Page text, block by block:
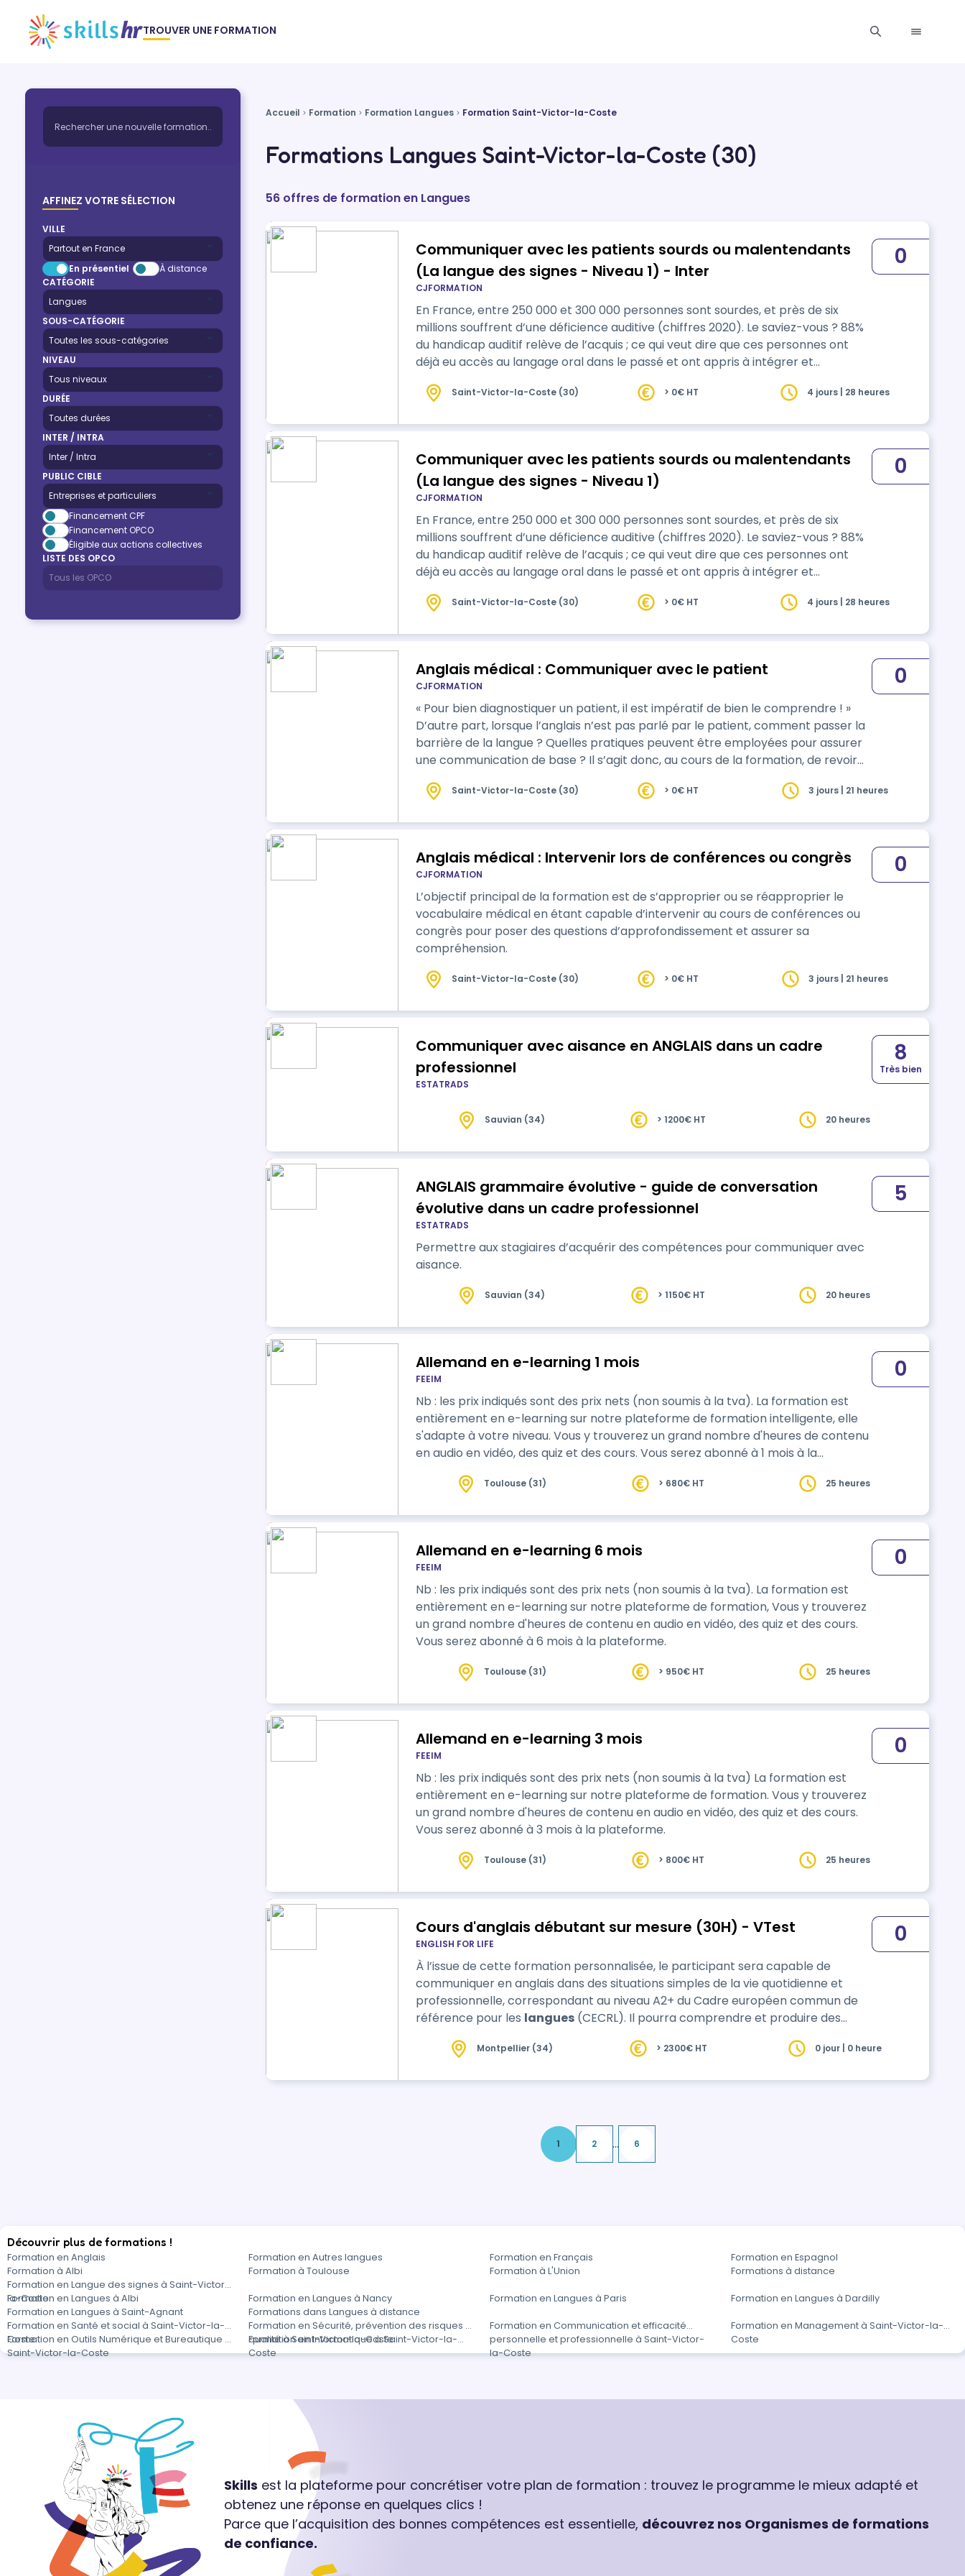
TROUVER UNE FORMATION
AFFINEZ VOTRE SÉLECTION
VILLE
En présentiel
À distance
CATÉGORIE
SOUS-CATÉGORIE
NIVEAU
DURÉE
INTER / INTRA
PUBLIC CIBLE
Financement CPF
Financement OPCO
Éligible aux actions collectives
LISTE DES OPCO
Accueil Formation Formation Langues Formation Saint-Victor-la-Coste
Formations Langues Saint-Victor-la-Coste (30)
56 offres de formation en Langues
Communiquer avec les patients sourds ou malentendants
(La langue des signes - Niveau 1) - Inter
CJFORMATION
En France, entre 250 000 et 300 000 personnes sont sourdes, et près de six
millions souffrent d’une déficience auditive (chiffres 2020). Le saviez-vous ? 88%
du handicap auditif relève de l’acquis ; ce qui veut dire que ces personnes ont
déjà eu accès au langage oral dans le passé et ont appris à intégrer et
sont formés à l’usage de la langue des signes dès leur formation initiale. La
0
Saint-Victor-la-Coste (30) > 0€ HT 4 jours | 28 heures
Communiquer avec les patients sourds ou malentendants
(La langue des signes - Niveau 1)
CJFORMATION
En France, entre 250 000 et 300 000 personnes sont sourdes, et près de six
millions souffrent d’une déficience auditive (chiffres 2020). Le saviez-vous ? 88%
du handicap auditif relève de l’acquis ; ce qui veut dire que ces personnes ont
déjà eu accès au langage oral dans le passé et ont appris à intégrer et
sont formés à l’usage de la langue des signes dès leur formation initiale. La
0
Saint-Victor-la-Coste (30) > 0€ HT 4 jours | 28 heures
Anglais médical : Communiquer avec le patient
CJFORMATION
« Pour bien diagnostiquer un patient, il est impératif de bien le comprendre ! »
D’autre part, lorsque l’anglais n’est pas parlé par le patient, comment passer la
barrière de la langue ? Quelles pratiques peuvent être employées pour assurer
une communication de base ? Il s’agit donc, au cours de la formation, de revoir
l’enquête médicale et le diagnostic de soin.
0
Saint-Victor-la-Coste (30) > 0€ HT 3 jours | 21 heures
Anglais médical : Intervenir lors de conférences ou congrès
CJFORMATION
L’objectif principal de la formation est de s’approprier ou se réapproprier le
vocabulaire médical en étant capable d’intervenir au cours de conférences ou
congrès pour poser des questions d’approfondissement et assurer sa
compréhension.
0
Saint-Victor-la-Coste (30) > 0€ HT 3 jours | 21 heures
Communiquer avec aisance en ANGLAIS dans un cadre
professionnel
ESTATRADS
8
Très bien
Sauvian (34) > 1200€ HT 20 heures
ANGLAIS grammaire évolutive - guide de conversation
évolutive dans un cadre professionnel
ESTATRADS
Permettre aux stagiaires d’acquérir des compétences pour communiquer avec
aisance.
5
Sauvian (34) > 1150€ HT 20 heures
Allemand en e-learning 1 mois
FEEIM
Nb : les prix indiqués sont des prix nets (non soumis à la tva). La formation est
entièrement en e-learning sur notre plateforme de formation intelligente, elle
s'adapte à votre niveau. Vous y trouverez un grand nombre d'heures de contenu
en audio en vidéo, des quiz et des cours. Vous serez abonné à 1 mois à la
0
Toulouse (31) > 680€ HT 25 heures
Allemand en e-learning 6 mois
FEEIM
Nb : les prix indiqués sont des prix nets (non soumis à la tva). La formation est
entièrement en e-learning sur notre plateforme de formation, Vous y trouverez
un grand nombre d'heures de contenu en audio en vidéo, des quiz et des cours.
Vous serez abonné à 6 mois à la plateforme.
0
Toulouse (31) > 950€ HT 25 heures
Allemand en e-learning 3 mois
FEEIM
Nb : les prix indiqués sont des prix nets (non soumis à la tva) La formation est
entièrement en e-learning sur notre plateforme de formation. Vous y trouverez
un grand nombre d'heures de contenu en audio en vidéo, des quiz et des cours.
Vous serez abonné à 3 mois à la plateforme.
0
Toulouse (31) > 800€ HT 25 heures
Cours d'anglais débutant sur mesure (30H) - VTest
ENGLISH FOR LIFE
À l’issue de cette formation personnalisée, le participant sera capable de
communiquer en anglais dans des situations simples de la vie quotidienne et
professionnelle, correspondant au niveau A2+ du Cadre européen commun de
référence pour les langues(CECRL). Il pourra comprendre et produire des
participer à des échanges basiques avec aisance. Cette formation permettra
0
Montpellier (34) > 2300€ HT 0 jour | 0 heure
1 2 ... 6
Découvrir plus de formations !
Formation en Anglais Formation en Autres langues Formation en Français
Formation en Espagnol
Formation à Albi
Formation à Toulouse Formation à L'Union
Formations à distance
Formation en Langue des signes à Saint-Victor-
la-Coste
Formation en Langues à Albi Formation en Langues à Nancy Formation en Langues à Paris
Formation en Langues à Dardilly
Formation en Langues à Saint-Agnant
Formations dans Langues à distance
Formation en Santé et social à Saint-Victor-la-
Coste
Formation en Sécurité, prévention des risques et
qualité à Saint-Victor-la-Coste
Formation en Communication et efficacité
personnelle et professionnelle à Saint-Victor-
la-Coste
Formation en Management à Saint-Victor-la-
Coste
Formation en Outils Numérique et Bureautique à
Saint-Victor-la-Coste
Formation en Informatique à Saint-Victor-la-
Coste
Skills est la plateforme pour concrétiser votre plan de formation : trouvez le programme le mieux adapté et
obtenez une réponse en quelques clics !
Parce que l’acquisition des bonnes compétences est essentielle, découvrez nos Organismes de formations
de confiance.